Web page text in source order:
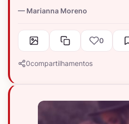
Marianna Moreno
0
0compartilhamentos